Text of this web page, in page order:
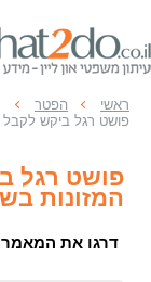
ראשי
תום לב
ראשי
הפטר
פושט רגל ביקש לקבל
פושט רגל
המזונות
דרגו את המאמר